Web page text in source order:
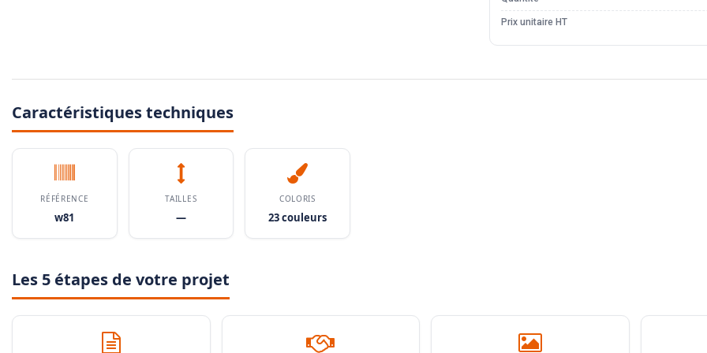
Prix unitaire HT
Caractéristiques techniques
RÉFÉRENCE
w81
TAILLES
—
COLORIS
23 couleurs
Les 5 étapes de votre projet